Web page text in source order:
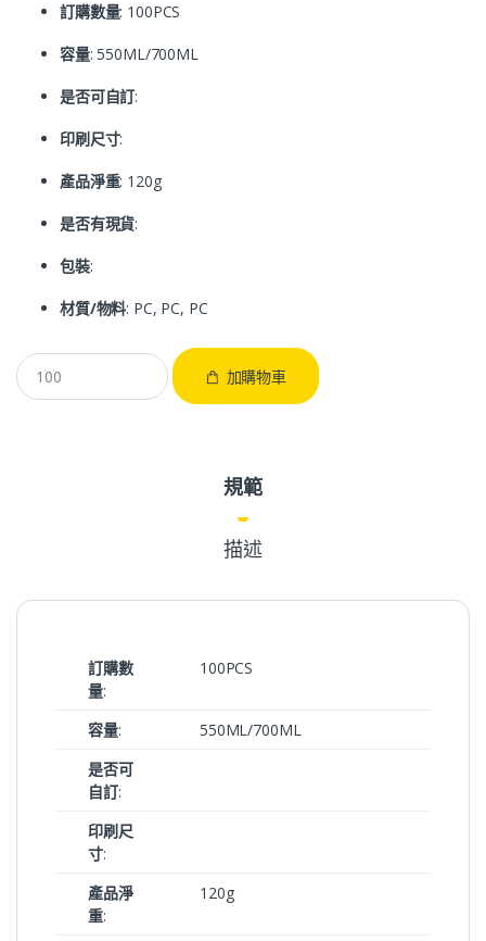
訂購數量: 100PCS
容量: 550ML/700ML
是否可自訂:
印刷尺寸:
產品淨重: 120g
是否有現貨:
包裝:
材質/物料: PC, PC, PC
加購物車
規範
描述
訂購數
量:
100PCS
容量:
550ML/700ML
是否可
自訂:
印刷尺
寸:
產品淨
重:
120g